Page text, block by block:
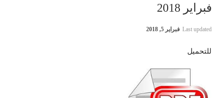
فبراير 2018
Last updated فبراير 5, 2018
للتحميل